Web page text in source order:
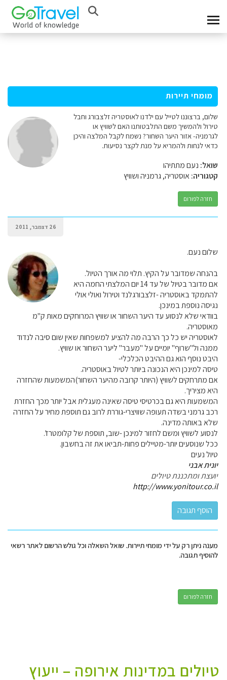
מומחי תיירות
שלום, ברצוננו לטייל עם ילדנו לאוסטריה זלצבורג וחבל
טירול ולהמשיך משם התלבטותנו האם לשוויץ או
לגרמניה- אזור היער השחור? נשמח לקבל המלצה והיכן
כדאי לנחות ולהמריא על מנת לקצר נסיעות.
שואל: נעם מתתיהו
קטגוריה:אוסטריה, גרמניה ושוויץ
חזרה לפורום
26 דצמבר, 2011
שלום נעם.
בהנחה שמדובר על הקיץ. תלוי מה אורך הטיול.
אם מדובר בטיול של עד 14 יום המלצתי החמה היא
להתמקד באוסטריה -זלצבורגלנד וטירול ואולי אולי
נגיסה נוספת במינכן.
בוודאי שלא לנסוע עד היער השחור או שוויץ המרוחקים מאות ק"מ
מאוסטריה.
לאוסטריה יש כל כך הרבה מה להציע למשפחות שאין שום סיבה לנדוד
ממנה ול"שרוף" יומיים על "מעבר" ליער השחור או שוויץ.
היבט נוסף הוא גם ההיבט הכלכלי-
טיסה למינכן היא הנכונה ביותר לטיול באוסטריה.
אם מתרחקים לשוויץ (היותר קרובה מהיער השחור)המשמעות שהחזרה
היא מציריך.
המשמעות היא גם בכרטיסי טיסה שאינה מעגלית אבל יותר מכך החזרת
רכב גרמני בשדה תעופה שוויצרי-גוררת לרוב גם תוספת מחיר על החזרה
שלא באותה מדינה.
לנסוע לשוויץ ומשם לחזור למינכן -שוב, תוספת של קלומטרז'.
ככל שנוסעים יותר-מטיילים פחות-תביאו את זה בחשבון.
טיול נעים
יונית אבני
יועצת ומתכננת טיולים
http://www.yonitour.co.il
מענה ניתן רק על ידי מומחי תיירות. שואל השאלה וכל גולש הרשום לאתר רשאי
להוסיף תגובה.
חזרה לפורום
טיולים במדינות אירופה – ייעוץ